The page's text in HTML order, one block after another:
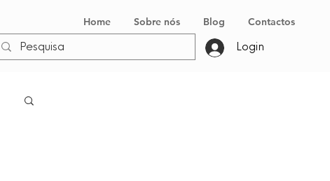
Home Sobre nós Blog Contactos
Login